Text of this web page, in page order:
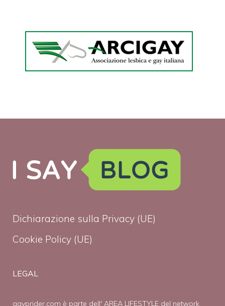
Dichiarazione sulla Privacy (UE)
Cookie Policy (UE)
LEGAL
gayprider.com è parte dell' AREA LIFESTYLE del network